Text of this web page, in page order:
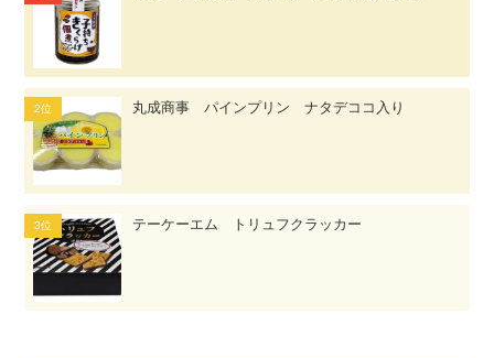
丸成商事 パインプリン ナタデココ入り
テーケーエム トリュフクラッカー